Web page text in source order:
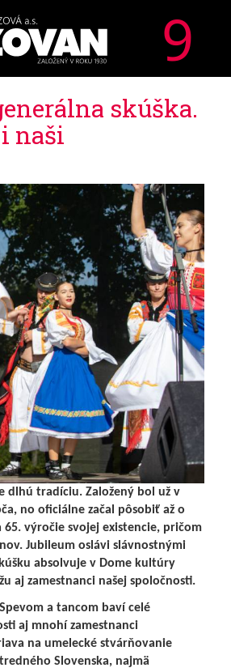
9
skúška.
naši
dlhú tradíciu. Založený bol už v
no oficiálne začal pôsobiť až o
výročie svojej existencie, pričom
Jubileum oslávi slávnostnými
absolvuje v Dome kultúry
aj zamestnanci našej spoločnosti.
a tancom baví celé
aj mnohí zamestnanci
na umelecké stvárňovanie
Slovenska, najmä